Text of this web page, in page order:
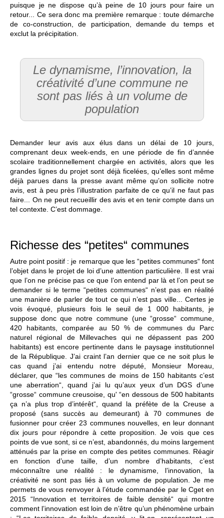
puisque je ne dispose qu’à peine de 10 jours pour faire un
retour... Ce sera donc ma première remarque : toute démarche
de co-construction, de participation, demande du temps et
exclut la précipitation.
Le dynamisme, l’innovation, la
créativité d’une commune ne
sont pas liés à un volume de
population
Demander leur avis aux élus dans un délai de 10 jours,
comprenant deux week-ends, en une période de fin d’année
scolaire traditionnellement chargée en activités, alors que les
grandes lignes du projet sont déjà ficelées, qu’elles sont même
déjà parues dans la presse avant même qu’on sollicite notre
avis, est à peu près l’illustration parfaite de ce qu’il ne faut pas
faire... On ne peut recueillir des avis et en tenir compte dans un
tel contexte. C’est dommage.
Richesse des “petites“ communes
Autre point positif : je remarque que les “petites communes“ font
l’objet dans le projet de loi d’une attention particulière. Il est vrai
que l’on ne précise pas ce que l’on entend par là et l’on peut se
demander si le terme “petites communes“ n’est pas en réalité
une manière de parler de tout ce qui n’est pas ville... Certes je
vois évoqué, plusieurs fois le seuil de 1 000 habitants, je
suppose donc que notre commune (une “grosse“ commune,
420 habitants, comparée au 50 % de communes du Parc
naturel régional de Millevaches qui ne dépassent pas 200
habitants) est encore pertinente dans le paysage institutionnel
de la République. J’ai craint l’an dernier que ce ne soit plus le
cas quand j’ai entendu notre député, Monsieur Moreau,
déclarer, que “les communes de moins de 150 habitants c’est
une aberration“, quand j’ai lu qu’aux yeux d’un DGS d’une
“grosse“ commune creusoise, qu' “en dessous de 500 habitants
ça n’a plus trop d’intérêt“, quand la préfète de la Creuse a
proposé (sans succès au demeurant) à 70 communes de
fusionner pour créer 23 communes nouvelles, en leur donnant
dix jours pour répondre à cette proposition. Je vois que ces
points de vue sont, si ce n’est, abandonnés, du moins largement
atténués par la prise en compte des petites communes. Réagir
en fonction d’une taille, d’un nombre d’habitants, c’est
méconnaître une réalité : le dynamisme, l’innovation, la
créativité ne sont pas liés à un volume de population. Je me
permets de vous renvoyer à l’étude commandée par le Cget en
2015 “Innovation et territoires de faible densité“ qui montre
comment l’innovation est loin de n’être qu’un phénomène urbain